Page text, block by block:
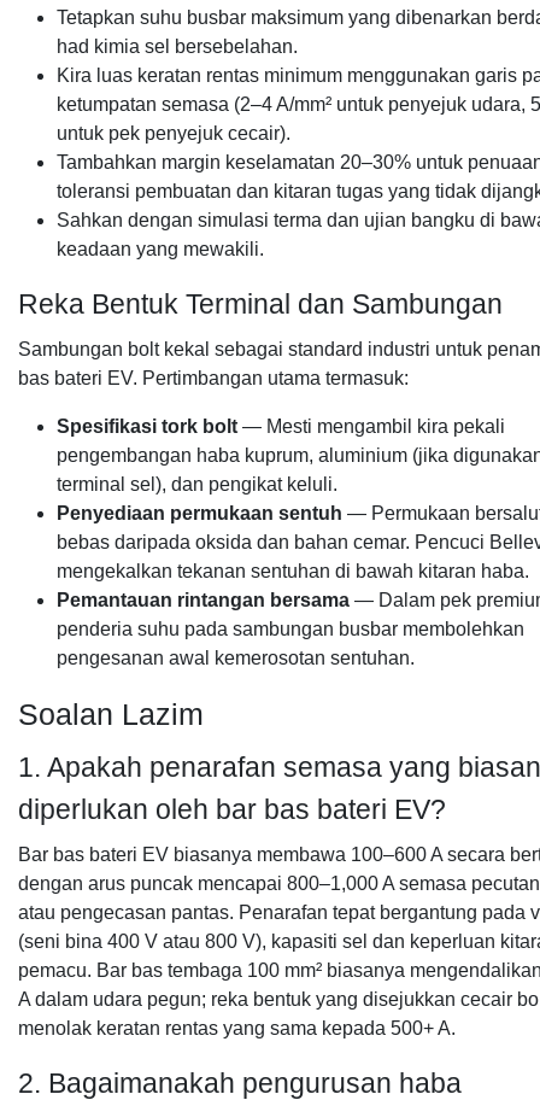
Tetapkan suhu busbar maksimum yang dibenarkan
had kimia sel bersebelahan.
Kira luas keratan rentas minimum menggunakan garis
ketumpatan semasa (2–4 A/mm² untuk penyejuk udara,
untuk pek penyejuk cecair).
Tambahkan margin keselamatan 20–30% untuk
toleransi pembuatan dan kitaran tugas yang tidak
Sahkan dengan simulasi terma dan ujian bangku di
keadaan yang mewakili.
Reka Bentuk Terminal dan Sambungan
Sambungan bolt kekal sebagai standard industri untuk
bas bateri EV. Pertimbangan utama termasuk:
Spesifikasi tork bolt — Mesti mengambil kira pekali
pengembangan haba kuprum, aluminium (jika
terminal sel), dan pengikat keluli.
Penyediaan permukaan sentuh — Permukaan
bebas daripada oksida dan bahan cemar. Pencuci
mengekalkan tekanan sentuhan di bawah kitaran haba.
Pemantauan rintangan bersama — Dalam pek
penderia suhu pada sambungan busbar membolehkan
pengesanan awal kemerosotan sentuhan.
Soalan Lazim
1. Apakah penarafan semasa yang
diperlukan oleh bar bas bateri EV?
Bar bas bateri EV biasanya membawa 100–600 A secara
dengan arus puncak mencapai 800–1,000 A semasa
atau pengecasan pantas. Penarafan tepat bergantung pada
(seni bina 400 V atau 800 V), kapasiti sel dan keperluan
pemacu. Bar bas tembaga 100 mm² biasanya
A dalam udara pegun; reka bentuk yang disejukkan cecair
menolak keratan rentas yang sama kepada 500+ A.
2. Bagaimanakah pengurusan haba